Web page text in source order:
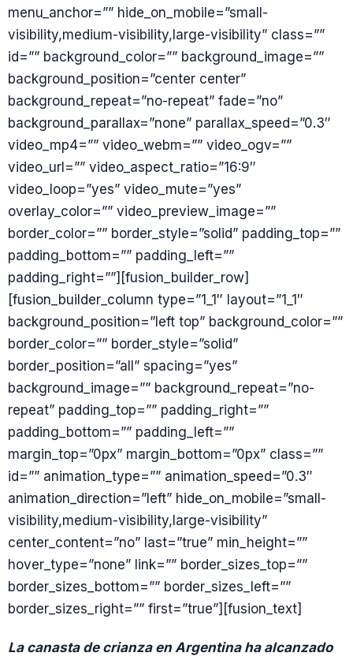
menu_anchor=”” hide_on_mobile=”small-
visibility,medium-visibility,large-visibility” class=””
id=”” background_color=”” background_image=””
background_position=”center center”
background_repeat=”no-repeat” fade=”no”
background_parallax=”none” parallax_speed=”0.3″
video_mp4=”” video_webm=”” video_ogv=””
video_url=”” video_aspect_ratio=”16:9″
video_loop=”yes” video_mute=”yes”
overlay_color=”” video_preview_image=””
border_color=”” border_style=”solid” padding_top=””
padding_bottom=”” padding_left=””
padding_right=””][fusion_builder_row]
[fusion_builder_column type=”1_1″ layout=”1_1″
background_position=”left top” background_color=””
border_color=”” border_style=”solid”
border_position=”all” spacing=”yes”
background_image=”” background_repeat=”no-
repeat” padding_top=”” padding_right=””
padding_bottom=”” padding_left=””
margin_top=”0px” margin_bottom=”0px” class=””
id=”” animation_type=”” animation_speed=”0.3″
animation_direction=”left” hide_on_mobile=”small-
visibility,medium-visibility,large-visibility”
center_content=”no” last=”true” min_height=””
hover_type=”none” link=”” border_sizes_top=””
border_sizes_bottom=”” border_sizes_left=””
border_sizes_right=”” first=”true”][fusion_text]
La canasta de crianza en Argentina ha alcanzado